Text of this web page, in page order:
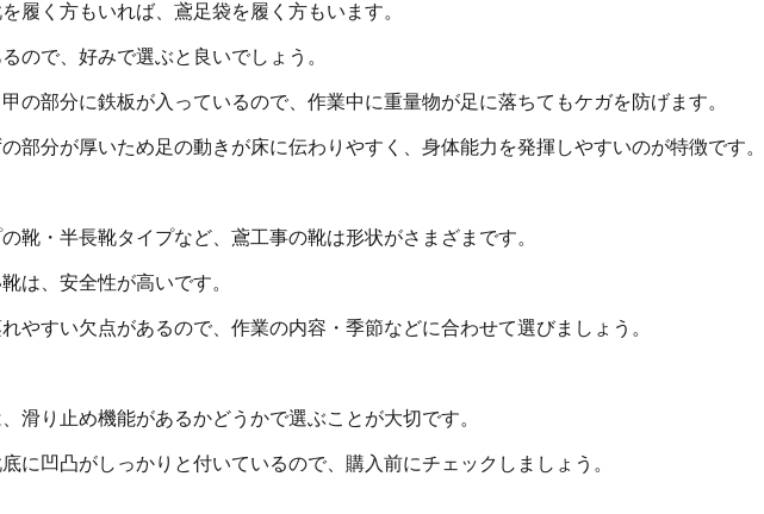
履く方もいれば、鳶足袋を履く方もいます。
ので、好みで選ぶと良いでしょう。
の部分に鉄板が入っているので、作業中に重量物が足に落ちてもケガを防げます。
部分が厚いため足の動きが床に伝わりやすく、身体能力を発揮しやすいのが特徴です。
靴・半長靴タイプなど、鳶工事の靴は形状がさまざまです。
は、安全性が高いです。
やすい欠点があるので、作業の内容・季節などに合わせて選びましょう。
滑り止め機能があるかどうかで選ぶことが大切です。
に凹凸がしっかりと付いているので、購入前にチェックしましょう。